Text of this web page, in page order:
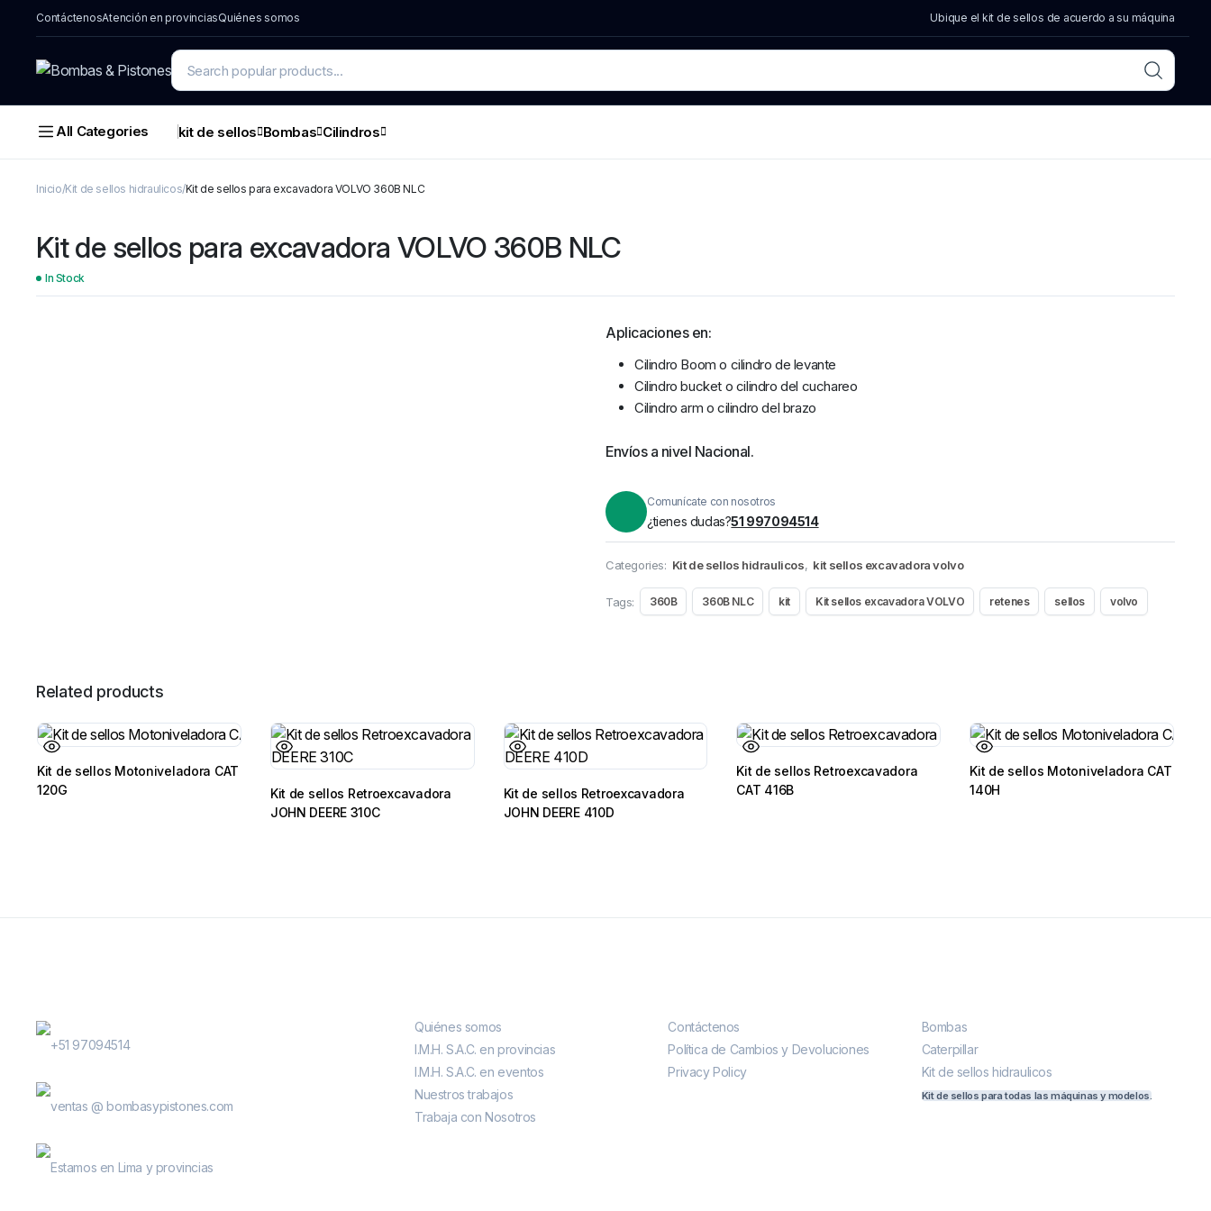
ContáctenosAtención en provinciasQuiénes somos Ubique el kit de sellos de acuerdo a su máquina
All Categories kit de sellos Bombas Cilindros
Inicio Kit de sellos hidraulicos Kit de sellos para excavadora VOLVO 360B NLC
Kit de sellos para excavadora VOLVO 360B NLC
In Stock
Aplicaciones en:
Cilindro Boom o cilindro de levante
Cilindro bucket o cilindro del cuchareo
Cilindro arm o cilindro del brazo
Envíos a nivel Nacional.
Comunícate con nosotros
¿tienes dudas?51 997094514
Categories: Kit de sellos hidraulicos, kit sellos excavadora volvo
Tags: 360B 360B NLC kit Kit sellos excavadora VOLVO retenes sellos volvo
Related products
Kit de sellos Motoniveladora CAT
120G
Kit de sellos Retroexcavadora
JOHN DEERE 310C
Kit de sellos Retroexcavadora
JOHN DEERE 410D
Kit de sellos Retroexcavadora
CAT 416B
Kit de sellos Motoniveladora CAT
140H
+51 97094514
ventas @ bombasypistones.com
Estamos en Lima y provincias
Quiénes somos
I.M.H. S.A.C. en provincias
I.M.H. S.A.C. en eventos
Nuestros trabajos
Trabaja con Nosotros
Contáctenos
Política de Cambios y Devoluciones
Privacy Policy
Bombas
Caterpillar
Kit de sellos hidraulicos
Kit de sellos para todas las máquinas y modelos.